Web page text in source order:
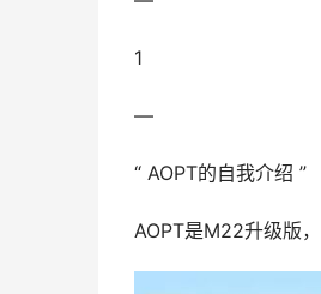
1
—
“ AOPT的自我介绍 ”
AOPT是M22升级版